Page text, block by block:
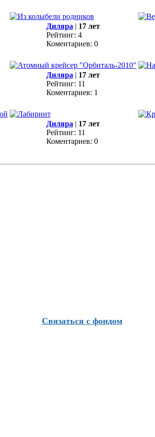
Диляра | 17 лет
Рейтинг: 4
Коментариев: 0
Диляра | 17 лет
Рейтинг: 11
Коментариев: 1
Диляра | 17 лет
Рейтинг: 11
Коментариев: 0
Связаться с фондом